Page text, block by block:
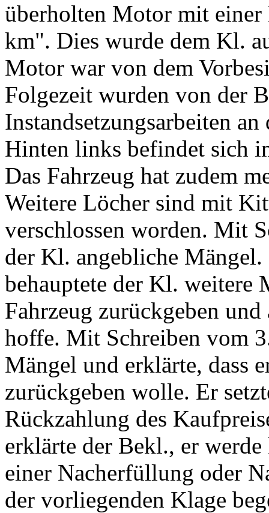
überholten Motor mit
km". Dies wurde dem Kl.
Motor war von dem
Folgezeit wurden von der
Instandsetzungsarbeiten
Hinten links befindet sich
Das Fahrzeug hat zudem
Weitere Löcher sind mit
verschlossen worden. Mit
der Kl. angebliche
behauptete der Kl. weitere
Fahrzeug zurückgeben
hoffe. Mit Schreiben vom
Mängel und erklärte, dass
zurückgeben wolle. Er
Rückzahlung des
erklärte der Bekl., er
einer Nacherfüllung oder
der vorliegenden Klage